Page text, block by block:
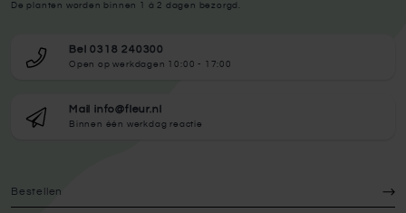
De planten worden binnen 1 à 2 dagen bezorgd.
Bel 0318 240300
Open op werkdagen 10:00 - 17:00
Mail info@fleur.nl
Binnen één werkdag reactie
Bestellen